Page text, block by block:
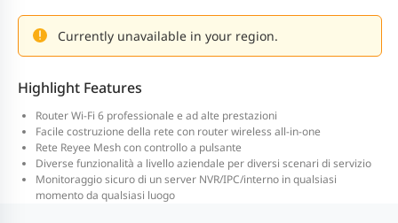
Currently unavailable in your region.
Highlight Features
Router Wi-Fi 6 professionale e ad alte prestazioni
Facile costruzione della rete con router wireless all-in-one
Rete Reyee Mesh con controllo a pulsante
Diverse funzionalità a livello aziendale per diversi scenari di servizio
Monitoraggio sicuro di un server NVR/IPC/interno in qualsiasi
momento da qualsiasi luogo